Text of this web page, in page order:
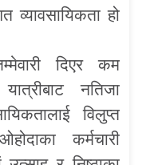
व्यावसायिकता हो
दिएर कम
नतिजा
विलुप्त
कर्मचारी